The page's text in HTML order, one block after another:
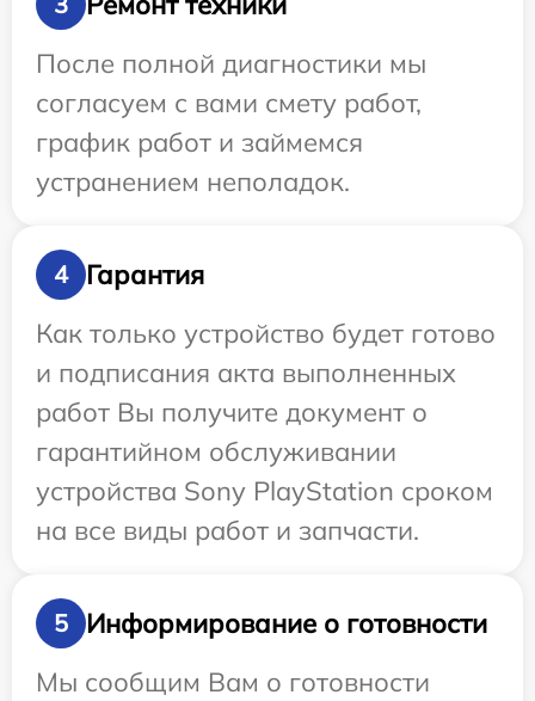
После полной диагностики мы
согласуем с вами смету работ,
график работ и займемся
устранением неполадок.
4
Гарантия
Как только устройство будет готово
и подписания акта выполненных
работ Вы получите документ о
гарантийном обслуживании
устройства Sony PlayStation сроком
на все виды работ и запчасти.
5
Информирование о готовности
Мы сообщим Вам о готовности